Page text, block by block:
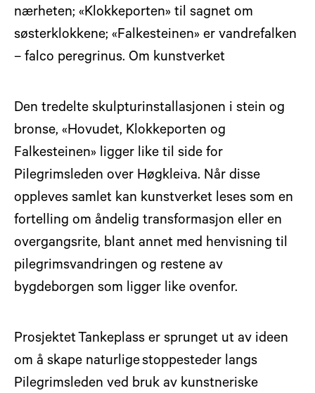
nærheten; «Klokkeporten» til sagnet om
søsterklokkene; «Falkesteinen» er vandrefalken
– falco peregrinus. Om kunstverket
Den tredelte skulpturinstallasjonen i stein og
bronse, «Hovudet, Klokkeporten og
Falkesteinen» ligger like til side for
Pilegrimsleden over Høgkleiva. Når disse
oppleves samlet kan kunstverket leses som en
fortelling om åndelig transformasjon eller en
overgangsrite, blant annet med henvisning til
pilegrimsvandringen og restene av
bygdeborgen som ligger like ovenfor.
Prosjektet Tankeplass er sprunget ut av ideen
om å skape naturlige stoppesteder langs
Pilegrimsleden ved bruk av kunstneriske